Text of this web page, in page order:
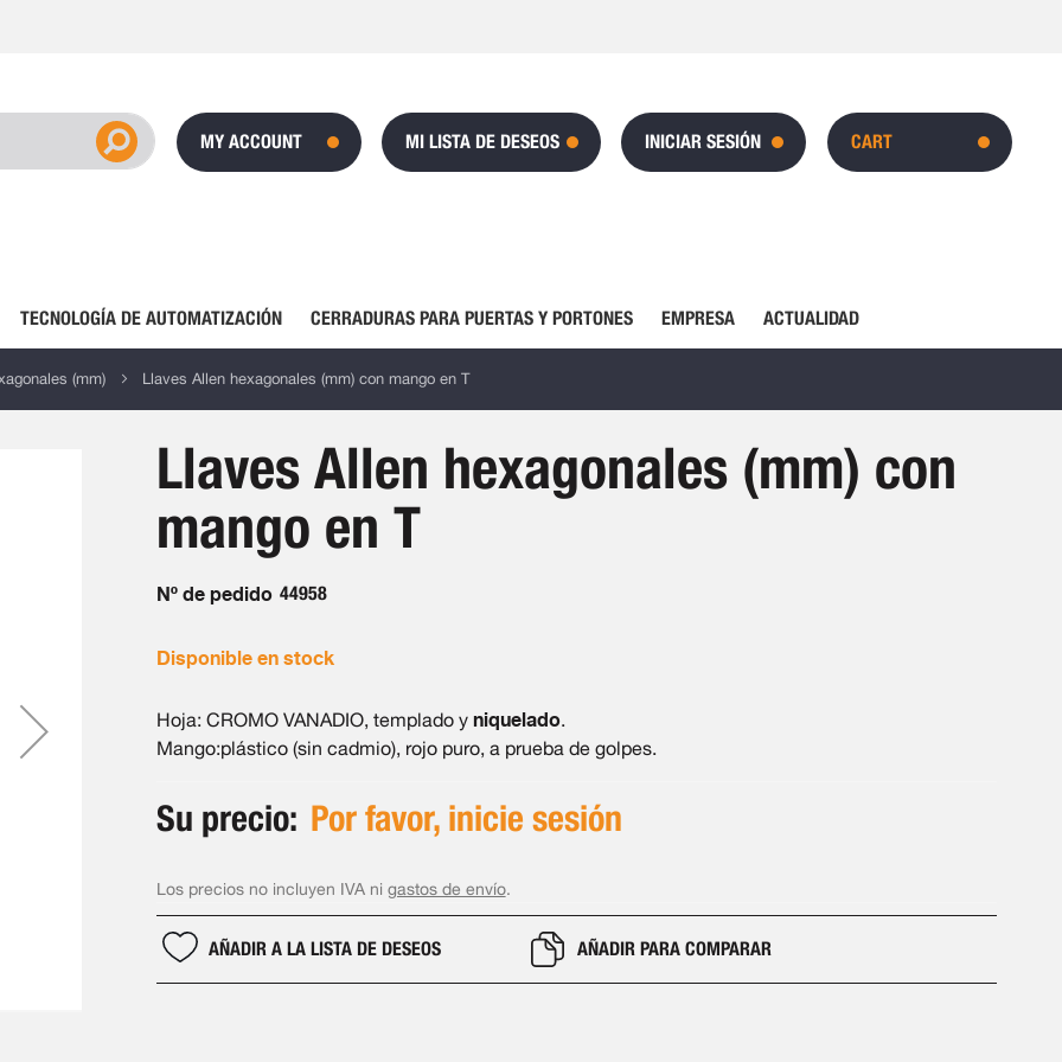
CART
MY ACCOUNT MI LISTA DE DESEOS INICIAR SESIÓN
TECNOLOGÍA DE AUTOMATIZACIÓN CERRADURAS PARA PUERTAS Y PORTONES EMPRESA ACTUALIDAD
(mm) Llaves Allen hexagonales (mm) con mango en T
Llaves Allen hexagonales (mm) con
mango en T
Nº de pedido 44958
Disponible en stock
Hoja: CROMO VANADIO, templado y niquelado.
Mango:plástico (sin cadmio), rojo puro, a prueba de golpes.
Su precio: Por favor, inicie sesión
Los precios no incluyen IVA ni gastos de envío.
AÑADIR A LA LISTA DE DESEOS AÑADIR PARA COMPARAR